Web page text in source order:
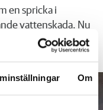
Om
en spricka i
vattenskada. Nu
30 år men får
överklagats.